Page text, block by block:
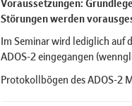
Voraussetzungen:
Störungen werden
Im Seminar wird lediglich auf
ADOS-2 eingegangen
Protokollbögen des ADOS-2